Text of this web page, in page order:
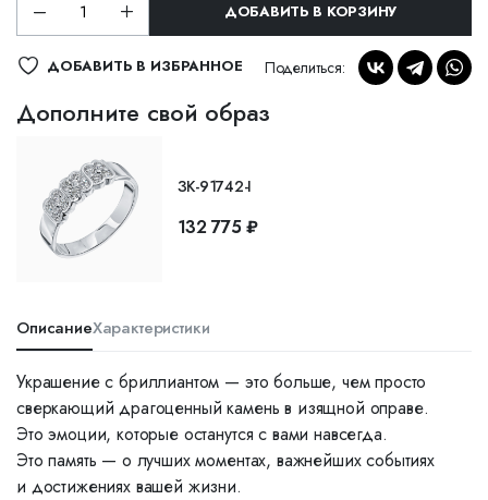
ДОБАВИТЬ В КОРЗИНУ
ДОБАВИТЬ В ИЗБРАННОЕ Поделиться:
Дополните свой образ
ЗК-91742-I
132 775 ₽
ОписаниеХарактеристики
Украшение с бриллиантом — это больше, чем просто
сверкающий драгоценный камень в изящной оправе.
Это эмоции, которые останутся с вами навсегда.
Это память — о лучших моментах, важнейших событиях
и достижениях вашей жизни.